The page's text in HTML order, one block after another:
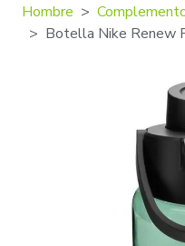
Hombre
Botella Nike Renew